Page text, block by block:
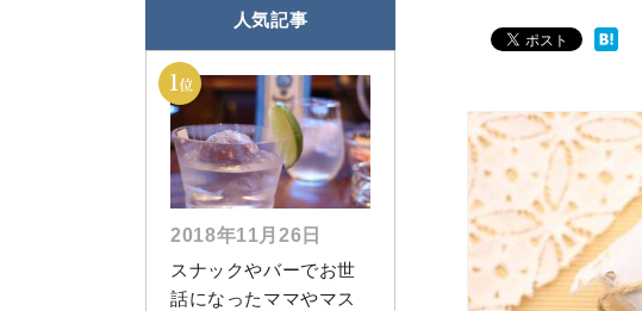
人気記事
2018年11月26日
スナックやバーでお世
話になったママやマス